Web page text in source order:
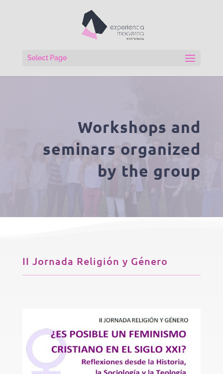
Select Page
Workshops and
seminars organized
by the group
II Jornada Religión y Género